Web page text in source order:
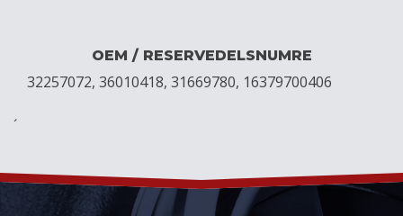
OEM / RESERVEDELSNUMRE
32257072, 36010418, 31669780, 16379700406
´